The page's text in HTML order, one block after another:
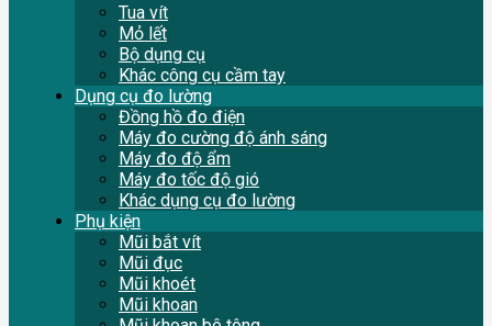
Tua vít
Mỏ lết
Bộ dụng cụ
Khác công cụ cầm tay
Dụng cụ đo lường
Đồng hồ đo điện
Máy đo cường độ ánh sáng
Máy đo độ ẩm
Máy đo tốc độ gió
Khác dụng cụ đo lường
Phụ kiện
Mũi bắt vít
Mũi đục
Mũi khoét
Mũi khoan